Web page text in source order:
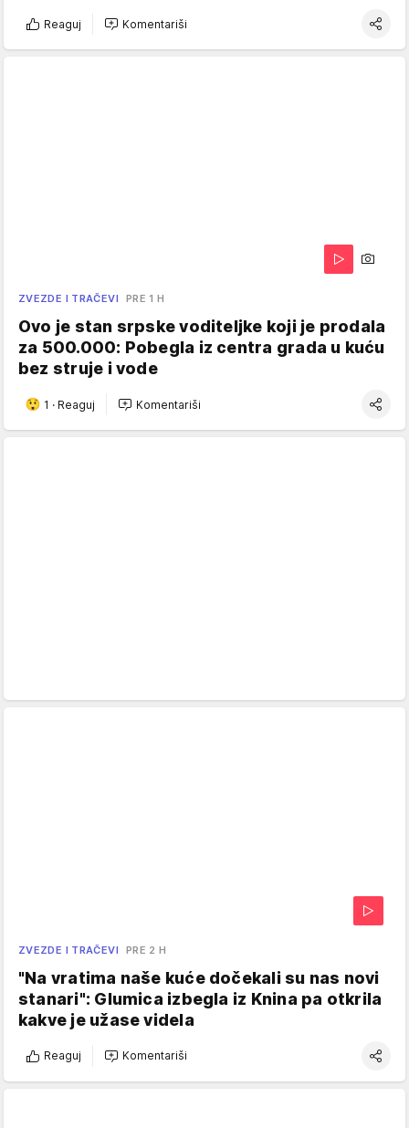
Reaguj Komentariši
ZVEZDE I TRAČEVI PRE 1 H
Ovo je stan srpske voditeljke koji je prodala
za 500.000: Pobegla iz centra grada u kuću
bez struje i vode
1 · Reaguj Komentariši
ZVEZDE I TRAČEVI PRE 2 H
"Na vratima naše kuće dočekali su nas novi
stanari": Glumica izbegla iz Knina pa otkrila
kakve je užase videla
Reaguj Komentariši